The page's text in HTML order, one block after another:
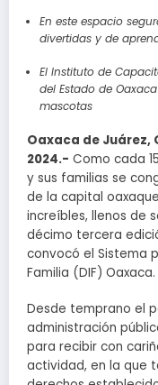
En este espacio
divertidas y de
El Instituto de
del Estado de
mascotas
Oaxaca de Juárez,
2024.- Como cada
y sus familias se
de la capital
increíbles, llenos de
décimo tercera
convocó el Sistema
Familia (DIF) Oaxaca.
Desde temprano el
administración
para recibir con
actividad, en la que